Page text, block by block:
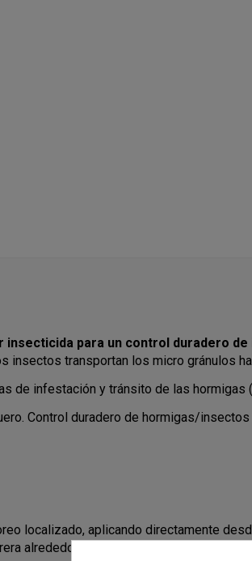
insecticida para un control duradero
insectos transportan los micro gránulos
de infestación y tránsito de las
Control duradero de hormigas/insectos
localizado, aplicando directamente
alrededor de las zonas a proteger. No